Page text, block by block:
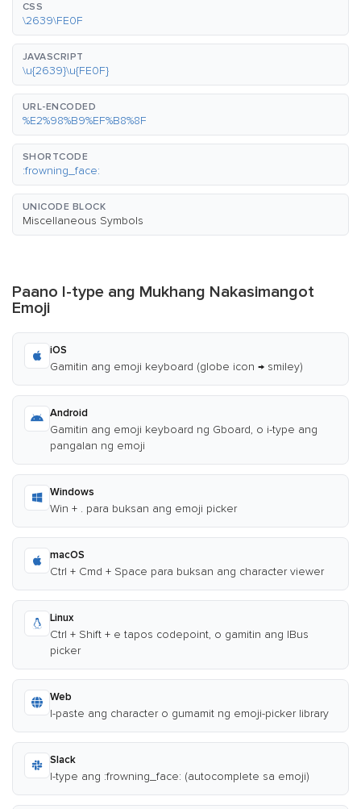
CSS
\2639\FE0F
JAVASCRIPT
\u{2639}\u{FE0F}
URL-ENCODED
%E2%98%B9%EF%B8%8F
SHORTCODE
:frowning_face:
UNICODE BLOCK
Miscellaneous Symbols
Paano I-type ang Mukhang Nakasimangot
Emoji
iOS
Gamitin ang emoji keyboard (globe icon → smiley)
Android
Gamitin ang emoji keyboard ng Gboard, o i-type ang
pangalan ng emoji
Windows
Win + . para buksan ang emoji picker
macOS
Ctrl + Cmd + Space para buksan ang character viewer
Linux
Ctrl + Shift + e tapos codepoint, o gamitin ang IBus
picker
Web
I-paste ang character o gumamit ng emoji-picker library
Slack
I-type ang :frowning_face: (autocomplete sa emoji)